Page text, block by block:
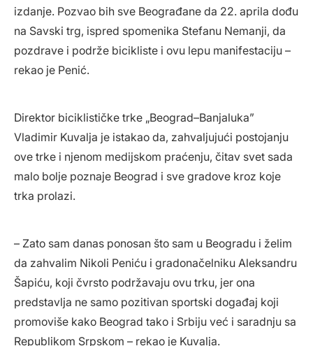
izdanje. Pozvao bih sve Beograđane da 22. aprila dođu
na Savski trg, ispred spomenika Stefanu Nemanji, da
pozdrave i podrže bicikliste i ovu lepu manifestaciju –
rekao je Penić.
Direktor biciklističke trke „Beograd–Banjaluka”
Vladimir Kuvalja je istakao da, zahvaljujući postojanju
ove trke i njenom medijskom praćenju, čitav svet sada
malo bolje poznaje Beograd i sve gradove kroz koje
trka prolazi.
– Zato sam danas ponosan što sam u Beogradu i želim
da zahvalim Nikoli Peniću i gradonačelniku Aleksandru
Šapiću, koji čvrsto podržavaju ovu trku, jer ona
predstavlja ne samo pozitivan sportski događaj koji
promoviše kako Beograd tako i Srbiju već i saradnju sa
Republikom Srpskom – rekao je Kuvalja.